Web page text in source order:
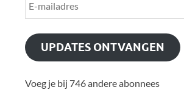
UPDATES ONTVANGEN
Voeg je bij 746 andere abonnees